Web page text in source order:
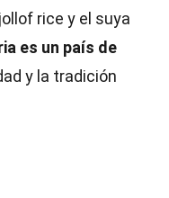
rice y el suya
es un país de
y la tradición